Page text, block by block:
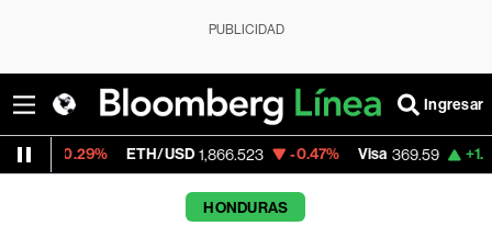
PUBLICIDAD
Ingresar
ETH/USD 1,866.523 -0.47% Visa 369.59 +1.07%
HONDURAS